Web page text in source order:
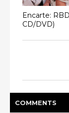
Encarte:
CD/DVD)
COMMENTS